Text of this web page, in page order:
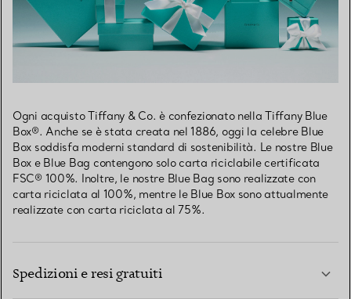
Ogni acquisto Tiffany & Co. è confezionato nella Tiffany Blue
Box®. Anche se è stata creata nel 1886, oggi la celebre Blue
Box soddisfa moderni standard di sostenibilità. Le nostre Blue
Box e Blue Bag contengono solo carta riciclabile certificata
FSC® 100%. Inoltre, le nostre Blue Bag sono realizzate con
carta riciclata al 100%, mentre le Blue Box sono attualmente
realizzate con carta riciclata al 75%.
Spedizioni e resi gratuiti